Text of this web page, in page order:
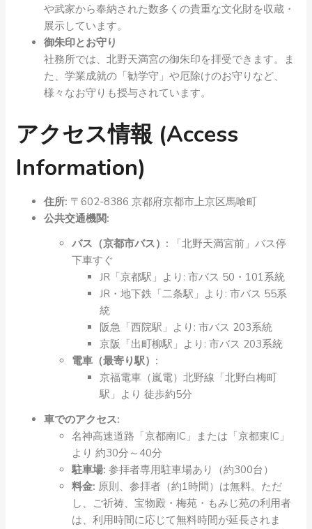
や武家から奉納された数多くの貴重な文化財を収蔵・
展示しています。
御朱印とお守り
社務所では、北野天満宮の御朱印を拝受できます。ま
た、学業成就の「勧学守」や厄除けのお守りなど、
様々なお守りも授与されています。
アクセス情報 (Access
Information)
住所: 〒602-8386 京都府京都市上京区馬喰町
公共交通機関:
バス（京都市バス）: 「北野天満宮前」バス停
下車すぐ
JR「京都駅」より: 市バス 50・101系統
JR・地下鉄「二条駅」より: 市バス 55系
統
阪急「西院駅」より: 市バス 203系統
京阪「出町柳駅」より: 市バス 203系統
電車（最寄り駅）:
京福電車（嵐電）北野線「北野白梅町
駅」より 徒歩約5分
車でのアクセス:
名神高速道路「京都南IC」または「京都東IC」
より 約30分～40分
駐車場: 参拝者専用駐車場あり（約300台）
料金: 原則、参拝者（約1時間）は無料。ただ
し、ご祈祷、宝物殿・梅苑・もみじ苑の利用者
は、利用時間に応じて無料時間が延長されま